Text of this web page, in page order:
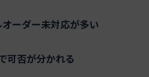
ーダー未対応が多い
可否が分かれる